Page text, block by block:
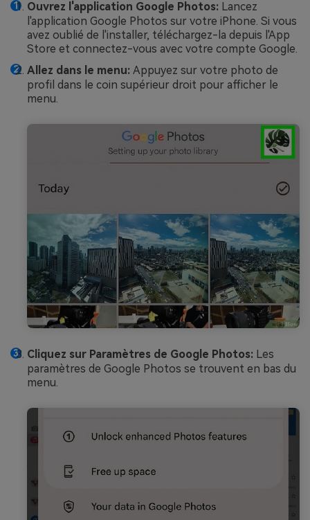
Ouvrez l'application Google Photos: Lancez
l'application Google Photos sur votre iPhone. Si vous
avez oublié de l'installer, téléchargez-la depuis l'App
Store et connectez-vous avec votre compte Google.
Allez dans le menu: Appuyez sur votre photo de
profil dans le coin supérieur droit pour afficher le
menu.
Cliquez sur Paramètres de Google Photos: Les
paramètres de Google Photos se trouvent en bas du
menu.